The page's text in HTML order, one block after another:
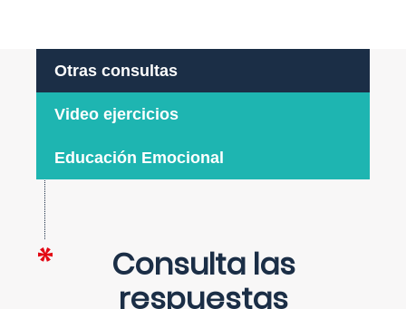
Otras consultas
Video ejercicios
Educación Emocional
Consulta las
respuestas